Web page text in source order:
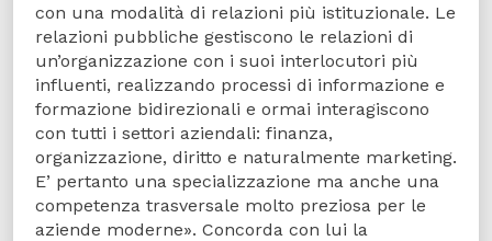
con una modalità di relazioni più istituzionale. Le
relazioni pubbliche gestiscono le relazioni di
un’organizzazione con i suoi interlocutori più
influenti, realizzando processi di informazione e
formazione bidirezionali e ormai interagiscono
con tutti i settori aziendali: finanza,
organizzazione, diritto e naturalmente marketing.
E’ pertanto una specializzazione ma anche una
competenza trasversale molto preziosa per le
aziende moderne». Concorda con lui la